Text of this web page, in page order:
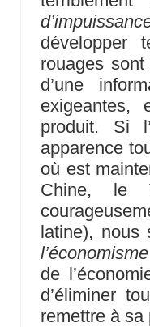
développer
rouages
d’une
exigeantes,
produit. Si
apparence
où est
Chine, le
latine), nous
l’économisme
de
d’éliminer
remettre à